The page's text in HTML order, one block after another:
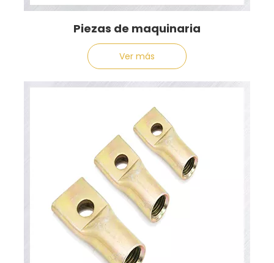
Piezas de maquinaria
Ver más